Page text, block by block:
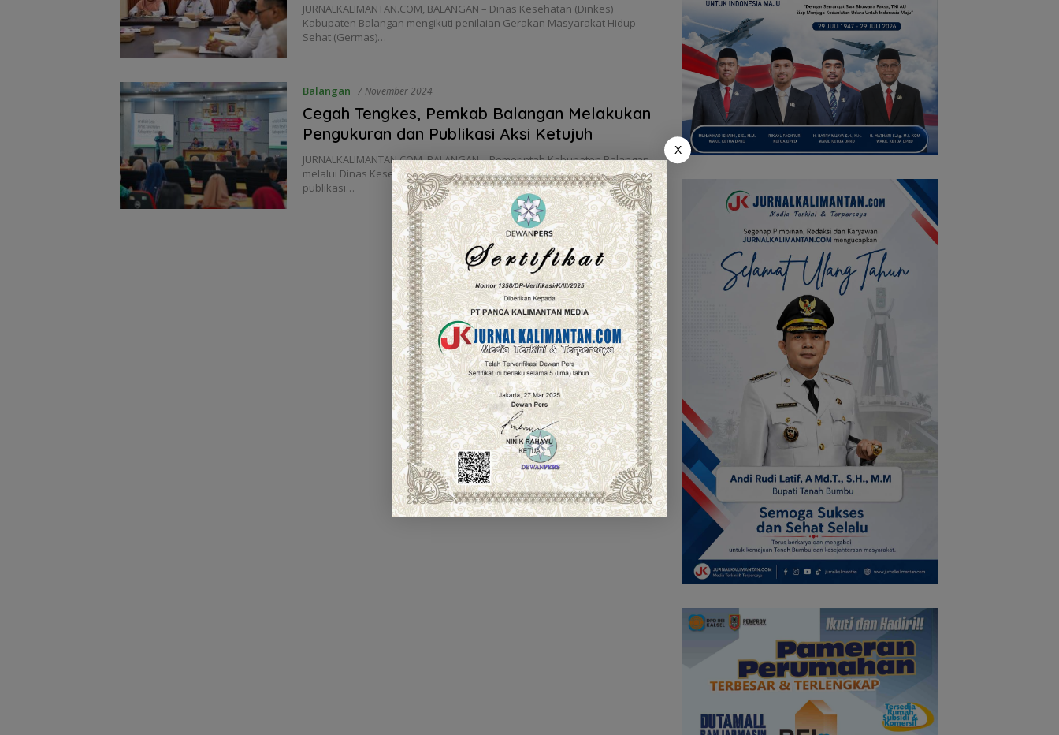
JURNALKALIMANTAN.COM, BALANGAN – Dinas Kesehatan (Dinkes)
Kabupaten Balangan mengikuti penilaian Gerakan Masyarakat Hidup
Sehat (Germas)…
Balangan 7 November 2024
Cegah Tengkes, Pemkab Balangan Melakukan
Pengukuran dan Publikasi Aksi Ketujuh
JURNALKALIMANTAN.COM, BALANGAN – Pemerintah Kabupaten Balangan,
melalui Dinas Kesehatan (Dinkes), menggelar acara pengukuran dan
publikasi…
X